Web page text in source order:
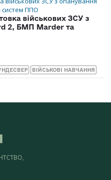
військових ЗСУ з
2, БМП Marder та
ВІЙСЬКОВІ НАВЧАННЯ